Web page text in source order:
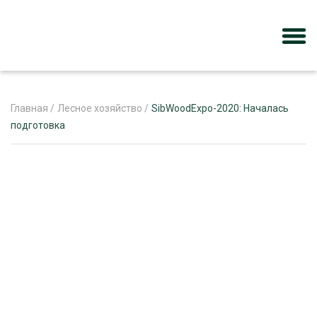
Главная / Лесное хозяйство / SibWoodExpo-2020: Началась
подготовка